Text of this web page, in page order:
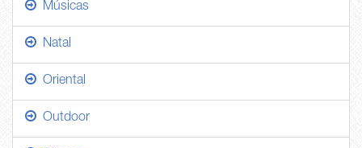
Músicas
Natal
Oriental
Outdoor